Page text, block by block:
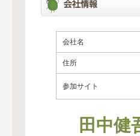
会社名
住所
参加サイト
田中健